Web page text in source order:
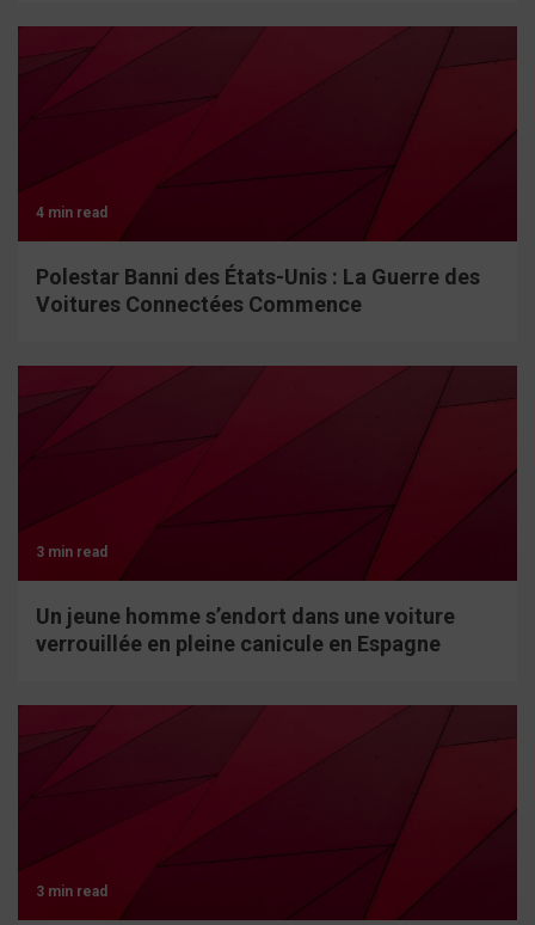
4 min read
Polestar Banni des États-Unis : La Guerre des
Voitures Connectées Commence
3 min read
Un jeune homme s’endort dans une voiture
verrouillée en pleine canicule en Espagne
3 min read